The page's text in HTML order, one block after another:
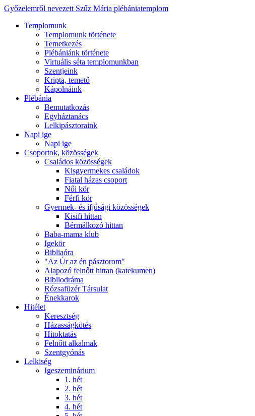
Győzelemről nevezett Szűz Mária plébániatemplom
Templomunk
Templomunk története
Temetkezés
Plébániánk története
Virtuális séta templomunkban
Szentjeink
Kripta, temető
Kápolnáink
Plébánia
Bemutatkozás
Egyháztanács
Lelkipásztoraink
Napi ige
Napi ige
Csoportok, közösségek
Családos közösségek
Kisgyermekes családok
Fiatal házas csoport
Női kör
Férfi kör
Gyermek- és ifjúsági közösségek
Kisifi hittan
Bérmálkozó hittan
Baba-mama klub
Igekör
Bibliaóra
"Az Úr az én pásztorom"
Alapozó felnőtt hittan (katekumen)
Bibliodráma
Rózsafüzér Társulat
Énekkarok
Hitélet
Keresztség
Házasságkötés
Hitoktatás
Felnőtt alkalmak
Szentgyónás
Lelkiség
Igeszeminárium
1. hét
2. hét
3. hét
4. hét